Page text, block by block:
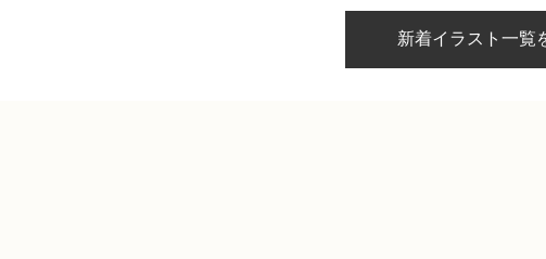
新着イラスト一覧